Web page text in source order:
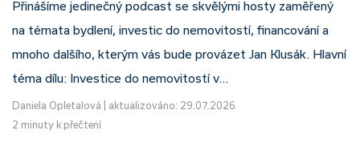
Přinášíme jedinečný podcast se skvělými hosty zaměřený
na témata bydlení, investic do nemovitostí, financování a
mnoho dalšího, kterým vás bude provázet Jan Klusák. Hlavní
téma dílu: Investice do nemovitostí v…
Daniela Opletalová
aktualizováno: 29.07.2026
2 minuty k přečtení